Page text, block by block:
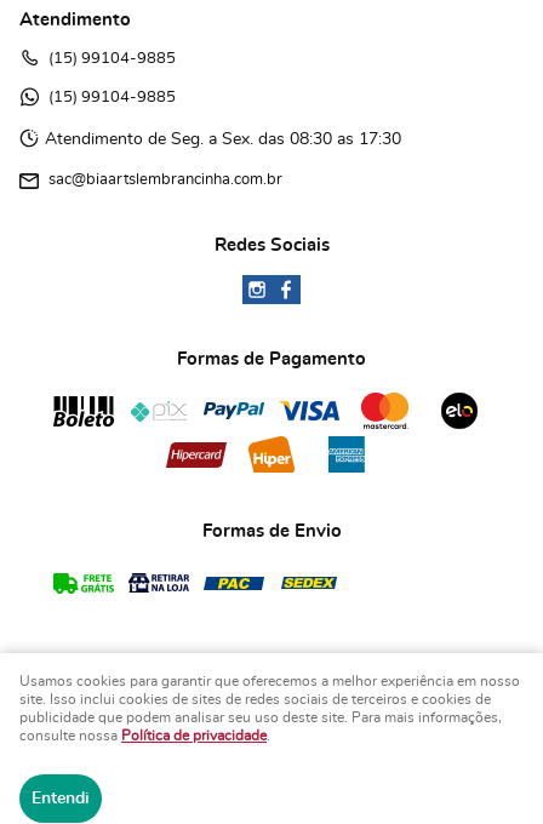
Atendimento
(15) 99104-9885
(15) 99104-9885
Atendimento de Seg. a Sex. das 08:30 as 17:30
sac@biaartslembrancinha.com.br
Redes Sociais
Formas de Pagamento
Formas de Envio
COPYRIGHT BIA ART'S LEMBRANCINHAS - 2026 - TODOS OS DIREITOS RESERVADOS.
LOJA VIRTUAL CRIADA POR
Usamos cookies para garantir que oferecemos a melhor experiência em nosso
site. Isso inclui cookies de sites de redes sociais de terceiros e cookies de
publicidade que podem analisar seu uso deste site. Para mais informações,
consulte nossa Política de privacidade.
Entendi